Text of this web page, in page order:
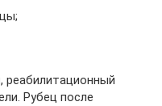
реабилитационный
Рубец после